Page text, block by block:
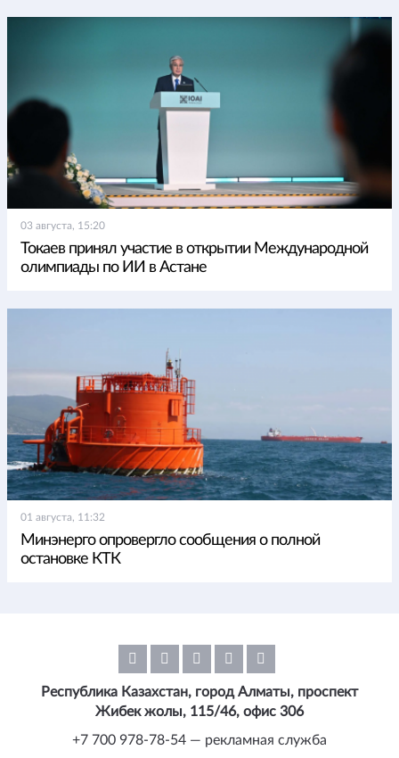
03 августа, 15:20
Токаев принял участие в открытии Международной
олимпиады по ИИ в Астане
01 августа, 11:32
Минэнерго опровергло сообщения о полной
остановке КТК
Республика Казахстан, город Алматы, проспект
Жибек жолы, 115/46, офис 306
+7 700 978-78-54 — рекламная служба